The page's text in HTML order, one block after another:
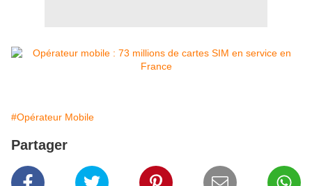
#Opérateur Mobile
Partager